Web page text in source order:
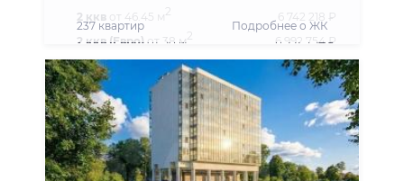
2 ккв от 46.45 м 2
6 742 218 ₽
2 ккв (Евро) от 38 м 2
6 992 754 ₽
3 кквот 63.88 м 2
9 649 074 ₽
3 ккв (Евро)
от 54.56 м2
8 264 044 ₽
4 ккв (Евро)от 67.1 м2 8 628 609 ₽
237 квартир Подробнее о ЖК